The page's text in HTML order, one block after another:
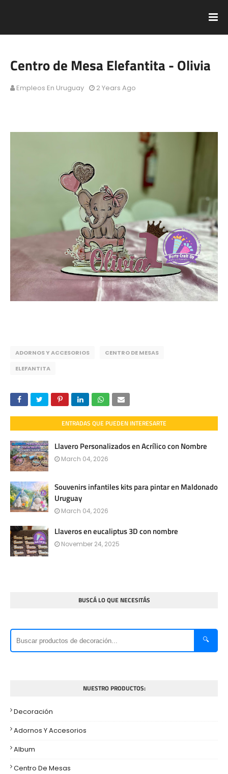
Centro de Mesa Elefantita - Olivia
Empleos En Uruguay 2 Years Ago
ADORNOS Y ACCESORIOS
CENTRO DE MESAS
ELEFANTITA
ENTRADAS QUE PUEDEN INTERESARTE
Llavero Personalizados en Acrílico con Nombre
March 04, 2026
Souvenirs infantiles kits para pintar en Maldonado
Uruguay
March 04, 2026
Llaveros en eucaliptus 3D con nombre
November 24, 2025
BUSCÁ LO QUE NECESITÁS
🔍
NUESTRO PRODUCTOS:
Decoración
Adornos Y Accesorios
Album
Centro De Mesas